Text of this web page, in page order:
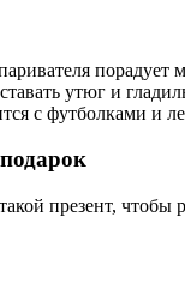
утюг и
с футболками и
презент, чтобы